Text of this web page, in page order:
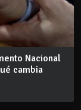
Nacional
cambia